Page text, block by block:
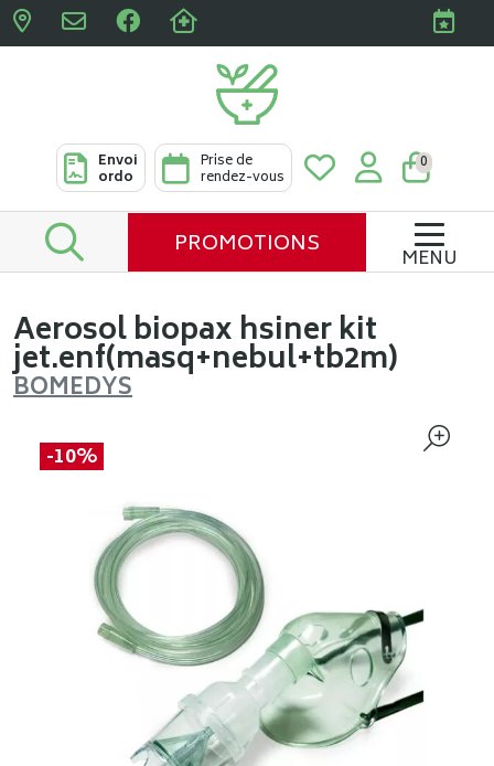
Pharmacies Clabots &
Envoi
ordo
Prise de
rendez-vous
0
PROMOTIONS MENU
Aerosol biopax hsiner kit
jet.enf(masq+nebul+tb2m)
BOMEDYS
-10%